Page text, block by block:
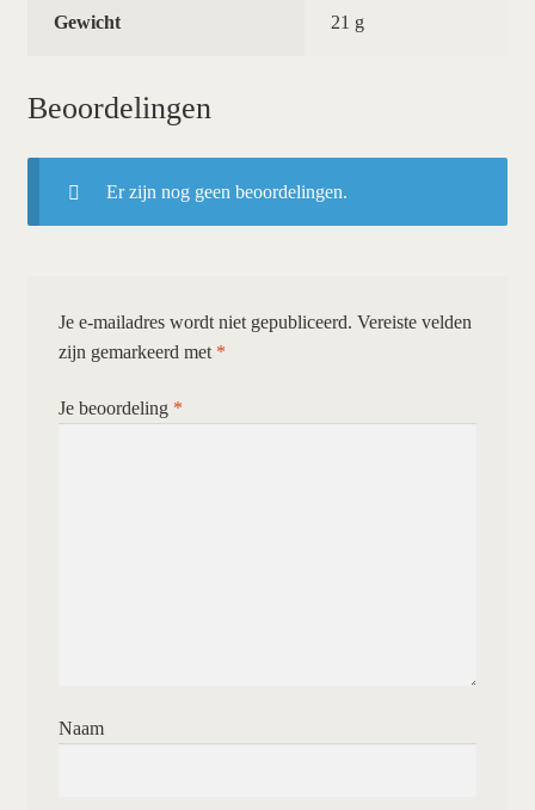
Gewicht 21 g
Beoordelingen
Er zijn nog geen beoordelingen.
Je e-mailadres wordt niet gepubliceerd. Vereiste velden
zijn gemarkeerd met *
Je beoordeling *
Naam